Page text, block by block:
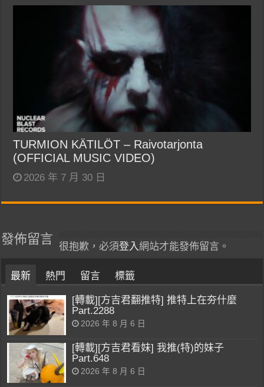
TURMION KÄTILÖT – Raivotarjonta
(OFFICIAL MUSIC VIDEO)
2026 年 7 月 30 日
發佈留言
很抱歉，必須登入網站才能發佈留言。
最新 熱門 留言 標籤
[轉載][方吉君翻推特] 推特上在夯什麼
Part.2288
2026 年 8 月 6 日
[轉載][方吉君看妹] 我推(特)的妹子
Part.648
2026 年 8 月 6 日